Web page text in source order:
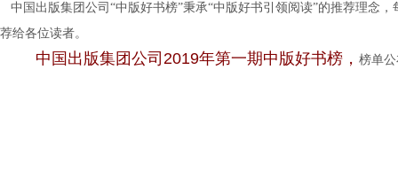
中国出版集团公司“中版好书榜”秉承“中版好书引领阅读”的推荐理念
荐给各位读者。
中国出版集团公司2019年第一期中版好书榜， 榜单